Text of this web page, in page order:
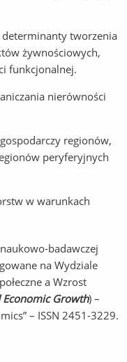
tworzenia
żywnościowych,
funkcjonalnej.
nierówności
regionów,
peryferyjnych
w warunkach
badawczej
na Wydziale
a Wzrost
Growth) –
– ISSN 2451-3229.